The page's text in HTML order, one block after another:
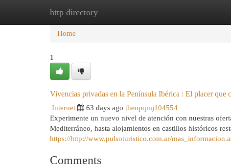
http directory
Home
Home
1
Vivencias privadas en la Península Ibérica : El placer que
Internet 63 days ago theopqmj104554
Experimente un nuevo nivel de atención con nuestras
Mediterráneo, hasta alojamientos en castillos históricos
https://http://www.pulsoturistico.com.ar/
Comments